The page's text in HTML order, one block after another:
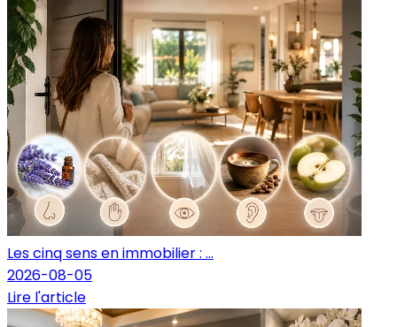
Les cinq sens en immobilier : ...
2026-08-05
Lire l'article